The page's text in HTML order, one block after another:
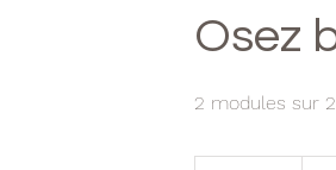
Osez
2 modules sur